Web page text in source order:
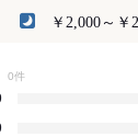
￥2,000～￥
0件